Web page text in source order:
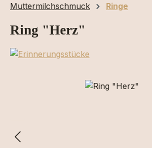
Muttermilchschmuck Ringe
Ring "Herz"
Bildergalerie überspringen